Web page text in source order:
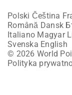
Polski Čeština
Română Dansk
Italiano Magyar
Svenska English
© 2026 World
Polityka